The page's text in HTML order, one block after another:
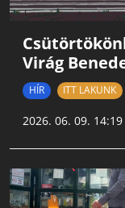
Virág
HÍR ITT LAKUNK
2026. 06. 09. 14:19